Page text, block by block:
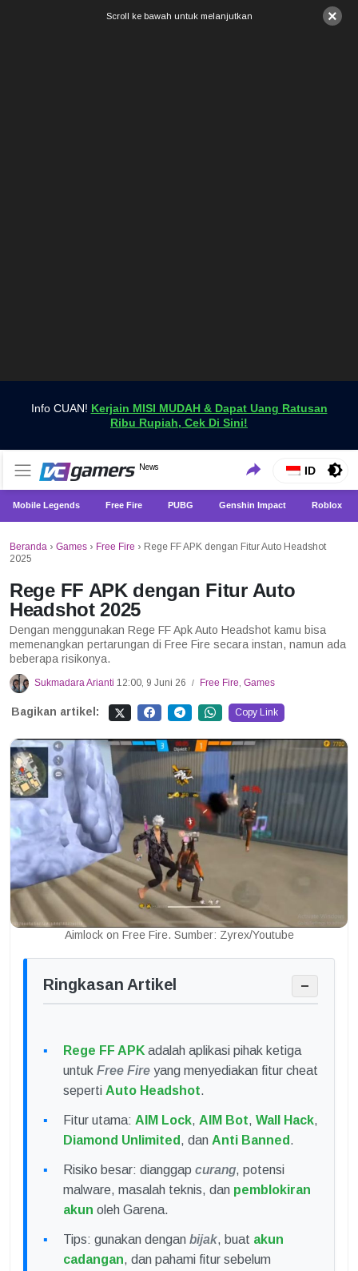
×
Scroll ke bawah untuk melanjutkan
Info CUAN! Kerjain MISI MUDAH & Dapat Uang Ratusan
Ribu Rupiah, Cek Di Sini!
VCGamers News
News
Dapatkan Berita Games Terbaru Hanya di VCGamers
ID
Mobile Legends Free Fire PUBG Genshin Impact Roblox
Beranda › Games › Free Fire › Rege FF APK dengan Fitur Auto Headshot
2025
Rege FF APK dengan Fitur Auto
Headshot 2025
Dengan menggunakan Rege FF Apk Auto Headshot kamu bisa
memenangkan pertarungan di Free Fire secara instan, namun ada
beberapa risikonya.
Sukmadara Arianti 12:00, 9 Juni 26 / Free Fire, Games
Bagikan artikel: Copy Link
Aimlock on Free Fire. Sumber: Zyrex/Youtube
Ringkasan Artikel −
Rege FF APK adalah aplikasi pihak ketiga
untuk Free Fire yang menyediakan fitur cheat
seperti Auto Headshot.
Fitur utama: AIM Lock, AIM Bot, Wall Hack,
Diamond Unlimited , dan Anti Banned .
Risiko besar: dianggap curang, potensi
malware, masalah teknis, dan pemblokiran
akun oleh Garena.
Tips: gunakan dengan bijak, buat akun
cadangan, dan pahami fitur sebelum